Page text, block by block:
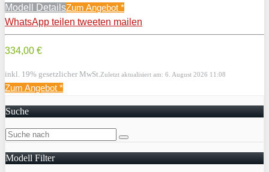
Modell DetailsZum Angebot *
WhatsApp teilen tweeten mailen
334,00 €
inkl. 19% gesetzlicher MwSt. Zuletzt aktualisiert am: 6. August 2026 11:08
Zum Angebot *
Suche
Modell Filter